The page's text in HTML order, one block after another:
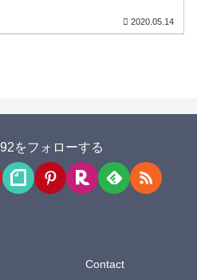
2020.05.14
をフォローする
Contact